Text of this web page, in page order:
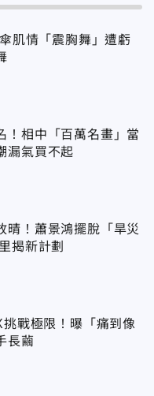
肌情「震胸舞」遭虧
！相中「百萬名畫」當
漏氣買不起
晴！蕭景鴻擺脫「旱災
里揭新計劃
戰極限！曝「痛到像
長繭